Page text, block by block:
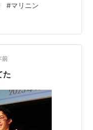
ッシャーになる
悔しいけれど、ネ
くらいに思ったな。
ログからメールが来
4年前とこんなのア
#マリニン
前
た